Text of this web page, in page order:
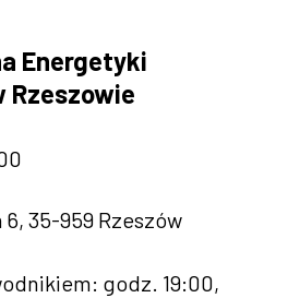
Energetyki
Rzeszowie
6, 35-959 Rzeszów
godz. 19:00,